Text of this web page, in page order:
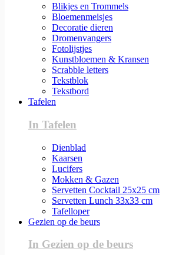
Blikjes en Trommels
Bloemenmeisjes
Decoratie dieren
Dromenvangers
Fotolijstjes
Kunstbloemen & Kransen
Scrabble letters
Tekstblok
Tekstbord
Tafelen
In Tafelen
Dienblad
Kaarsen
Lucifers
Mokken & Gazen
Servetten Cocktail 25x25 cm
Servetten Lunch 33x33 cm
Tafelloper
Gezien op de beurs
In Gezien op de beurs